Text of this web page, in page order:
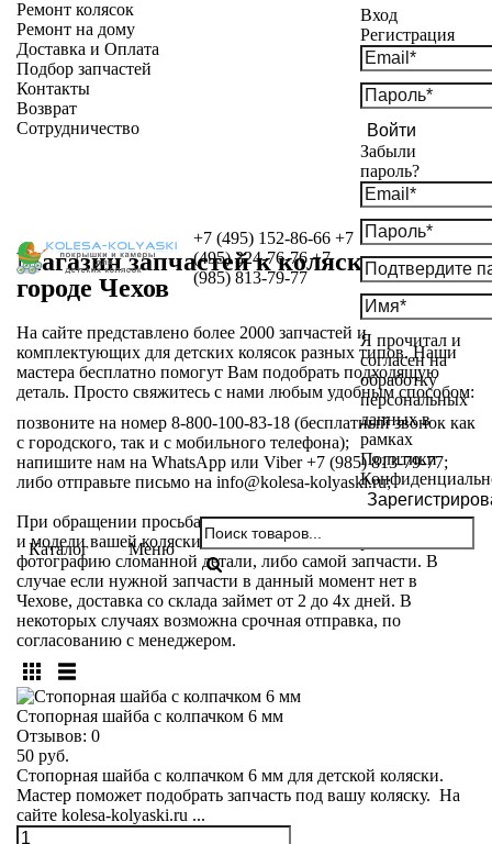
+7 (495) 152-86-66 +7
(495) 324-76-76 +7
(985) 813-79-77
Вход
Регистрация
Войти
Забыли
пароль?
Я прочитал и
согласен на
обработку
персональных
данных в
рамках
Политики
Каталог Меню
Ремонт колясок
Ремонт на дому
Доставка и Оплата
Подбор запчастей
Контакты
Возврат
Сотрудничество
Магазин запчастей к коляскам в
городе Чехов
На сайте представлено более 2000 запчастей и
комплектующих для детских колясок разных типов. Наши
мастера бесплатно помогут Вам подобрать подходящую
деталь. Просто свяжитесь с нами любым удобным способом:
позвоните на номер 8-800-100-83-18 (бесплатный звонок как
с городского, так и с мобильного телефона);
напишите нам на WhatsApp или Viber +7 (985) 813-79-77;
либо отправьте письмо на info@kolesa-kolyaski.ru;
При обращении просьба указывать название производителя
и модели вашей коляски. Так же вы можете прислать
фотографию сломанной детали, либо самой запчасти. В
случае если нужной запчасти в данный момент нет в
Чехове, доставка со склада займет от 2 до 4х дней. В
некоторых случаях возможна срочная отправка, по
согласованию с менеджером.
Стопорная шайба с колпачком 6 мм
Отзывов: 0
50 руб.
Стопорная шайба с колпачком 6 мм для детской коляски.
Мастер поможет подобрать запчасть под вашу коляску. На
сайте kolesa-kolyaski.ru ...